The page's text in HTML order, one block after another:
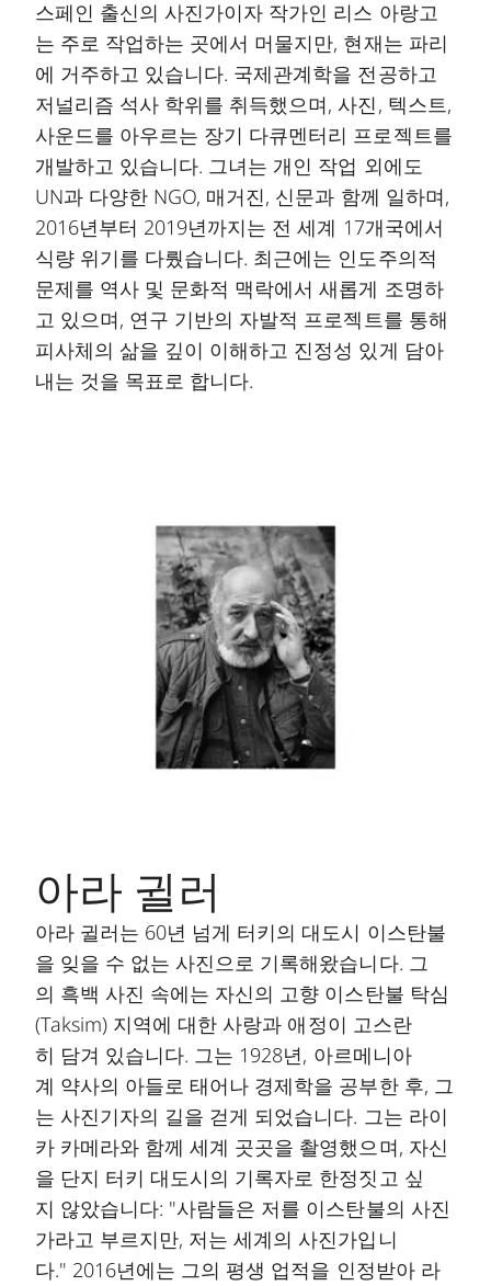
스페인 출신의 사진가이자 작가인 리스 아랑고
는 주로 작업하는 곳에서 머물지만, 현재는 파리
에 거주하고 있습니다. 국제관계학을 전공하고
저널리즘 석사 학위를 취득했으며, 사진, 텍스트,
사운드를 아우르는 장기 다큐멘터리 프로젝트를
개발하고 있습니다. 그녀는 개인 작업 외에도
UN과 다양한 NGO, 매거진, 신문과 함께 일하며,
2016년부터 2019년까지는 전 세계 17개국에서
식량 위기를 다뤘습니다. 최근에는 인도주의적
문제를 역사 및 문화적 맥락에서 새롭게 조명하
고 있으며, 연구 기반의 자발적 프로젝트를 통해
피사체의 삶을 깊이 이해하고 진정성 있게 담아
내는 것을 목표로 합니다.
아라 귈러
아라 귈러는 60년 넘게 터키의 대도시 이스탄불
을 잊을 수 없는 사진으로 기록해왔습니다. 그
의 흑백 사진 속에는 자신의 고향 이스탄불 탁심
(Taksim) 지역에 대한 사랑과 애정이 고스란
히 담겨 있습니다. 그는 1928년, 아르메니아
계 약사의 아들로 태어나 경제학을 공부한 후, 그
는 사진기자의 길을 걷게 되었습니다. 그는 라이
카 카메라와 함께 세계 곳곳을 촬영했으며, 자신
을 단지 터키 대도시의 기록자로 한정짓고 싶
지 않았습니다: "사람들은 저를 이스탄불의 사진
가라고 부르지만, 저는 세계의 사진가입니
다." 2016년에는 그의 평생 업적을 인정받아 라